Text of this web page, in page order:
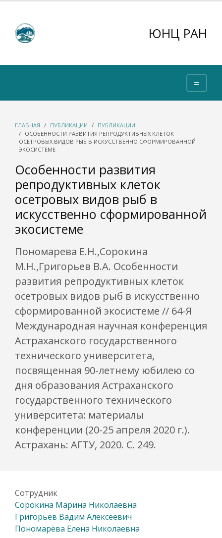
ЮНЦ РАН
ГЛАВНАЯ ПУБЛИКАЦИИ
ПУБЛИКАЦИИ
ОСОБЕННОСТИ РАЗВИТИЯ РЕПРОДУКТИВНЫХ КЛЕТОК
ОСЕТРОВЫХ ВИДОВ РЫБ В ИСКУССТВЕННО СФОРМИРОВАННОЙ
ЭКОСИСТЕМЕ
Особенности развития
репродуктивных клеток
осетровых видов рыб в
искусственно сформированной
экосистеме
Пономарева Е.Н.,Сорокина
М.Н.,Григорьев В.А. Особенности
развития репродуктивных клеток
осетровых видов рыб в искусственно
сформированной экосистеме // 64-Я
Международная научная конференция
Астраханского государственного
технического университета,
посвященная 90-летнему юбилею со
дня образования Астраханского
государственного технического
университета: материалы
конференции (20-25 апреля 2020 г.).
Астрахань: АГТУ, 2020. C. 249.
Сотрудник
Сорокина Марина Николаевна
Григорьев Вадим Алексеевич
Пономарёва Елена Николаевна